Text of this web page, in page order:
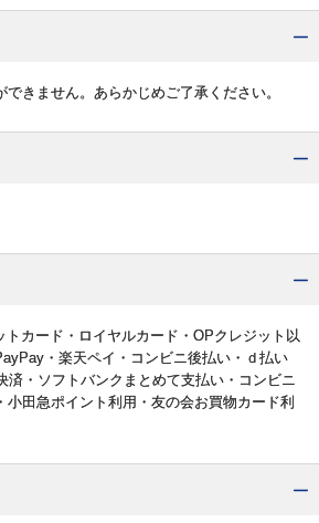
きません。あらかじめご了承ください。
カード・ロイヤルカード・OPクレジット以
・楽天ペイ・コンビニ後払い・ｄ払い
済・ソフトバンクまとめて支払い・コンビニ
小田急ポイント利用・友の会お買物カード利